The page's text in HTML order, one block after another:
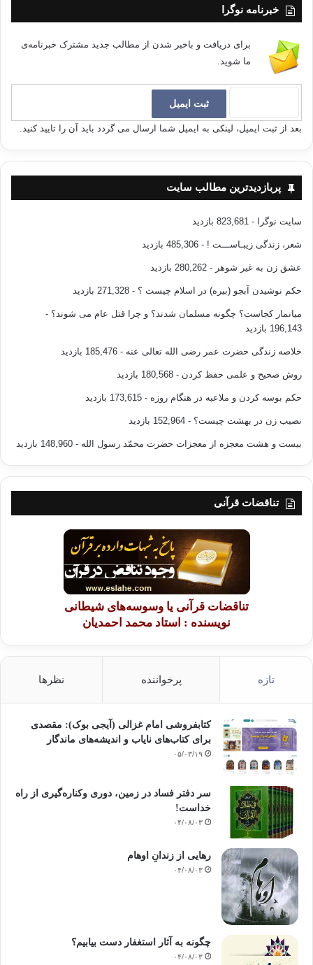
خبرنامه نوگرا
برای دریافت و باخبر شدن از مطالب جدید مشترک خبرنامه‌ی
ما شوید.
بعد از ثبت ایمیل، لینکی به ایمیل شما ارسال می گردد باید آن را تایید کنید.
پربازدیدترین مطالب سایت
سایت نوگرا - 823,681 بازدید
شعر، زندگی زیبـاســـت ! - 485,306 بازدید
عشق زن به غیر شوهر - 280,262 بازدید
حکم نوشیدن آبجو (بیره) در اسلام چیست ؟ - 271,328 بازدید
میانمار کجاست؟ چگونه مسلمان شدند؟ و چرا قتل عام می شوند؟ -
196,143 بازدید
خلاصه زندگی حضرت عمر رضی الله تعالی عنه - 185,476 بازدید
روش صحیح و علمی حفظ کردن - 180,568 بازدید
حکم بوسه کردن و ملاعبه در هنگام روزه - 173,615 بازدید
نصیب زن در بهشت چیست؟ - 152,964 بازدید
بیست و هشت معجزه از معجزات حضرت محمّد رسول الله - 148,960 بازدید
تناقضات قرآنی
تناقضات قرآنی یا وسوسه‌های شیطانی
نویسنده : استاد محمد احمدیان
تازه پرخواننده نظرها
کتابفروشی امام غزالی (آیجی بوک): مقصدی
برای کتاب‌های نایاب و اندیشه‌های ماندگار
۰۵/۰۳/۱۹
سر دفتر فساد در زمین‌، دوری وکناره‌گیری از راه
خداست‌!
۰۴/۰۸/۰۳
رهایی از زندانِ اوهام
۰۴/۰۸/۰۳
چگونه به آثار استغفار دست بیابیم؟
۰۴/۰۸/۰۳